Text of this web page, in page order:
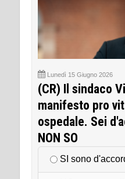
Lunedì 15 Giugno 2026
(CR) Il sindaco
manifesto pro
ospedale. Sei
NON SO
SI sono